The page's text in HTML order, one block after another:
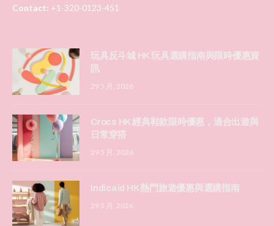
Contact: +1-320-0123-451
玩具反斗城 HK 玩具選購指南與限時優惠資
訊
29 5 月, 2026
Crocs HK 經典鞋款限時優惠，適合出遊與
日常穿搭
29 5 月, 2026
Indicaid HK 熱門旅遊優惠與選購指南
29 5 月, 2026